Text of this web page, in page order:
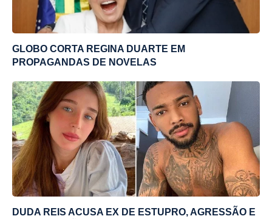
GLOBO CORTA REGINA DUARTE EM
PROPAGANDAS DE NOVELAS
DUDA REIS ACUSA EX DE ESTUPRO, AGRESSÃO E